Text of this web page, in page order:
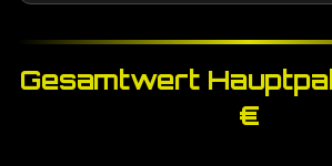
Gesamtwert
€